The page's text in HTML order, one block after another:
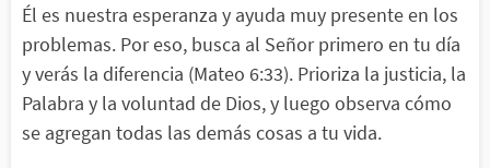
Él es nuestra esperanza y ayuda muy presente en los
problemas. Por eso, busca al Señor primero en tu día
y verás la diferencia (Mateo 6:33). Prioriza la justicia, la
Palabra y la voluntad de Dios, y luego observa cómo
se agregan todas las demás cosas a tu vida.